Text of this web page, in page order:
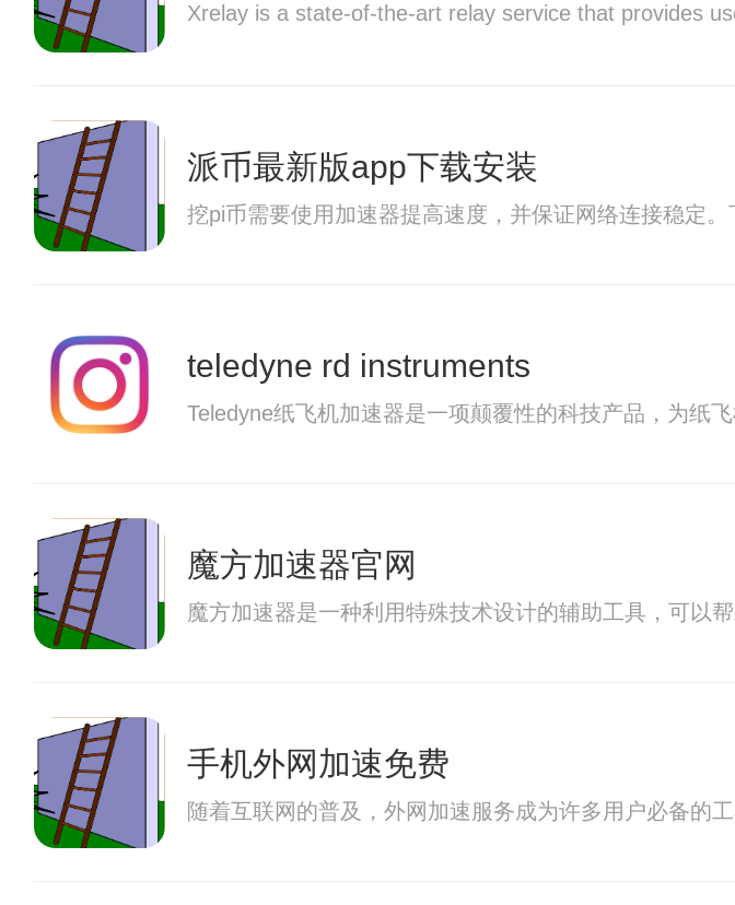
Xrelay is a state-of-the-art relay service that provides
派币最新版app下载安装
挖pi币需要使用加速器提高速度，并保证网络连接稳定
teledyne rd instruments
Teledyne纸飞机加速器是一项颠覆性的科技产品，为纸
魔方加速器官网
魔方加速器是一种利用特殊技术设计的辅助工具，可以
手机外网加速免费
随着互联网的普及，外网加速服务成为许多用户必备的